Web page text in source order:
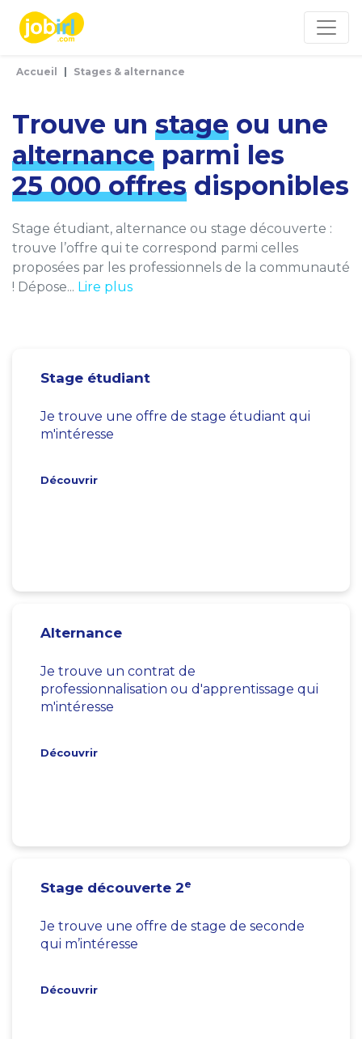
Accueil Stages & alternance
Trouve un stage ou une
alternance parmi les
25 000 offres disponibles
Stage étudiant, alternance ou stage découverte :
trouve l’offre qui te correspond parmi celles
proposées par les professionnels de la communauté
! Dépose... Lire plus
Stage étudiant
Je trouve une offre de stage étudiant qui
m'intéresse
Découvrir
Alternance
Je trouve un contrat de
professionnalisation ou d'apprentissage qui
m'intéresse
Découvrir
Stage découverte 2e
Je trouve une offre de stage de seconde
qui m’intéresse
Découvrir
Panneau de gestion des cookies